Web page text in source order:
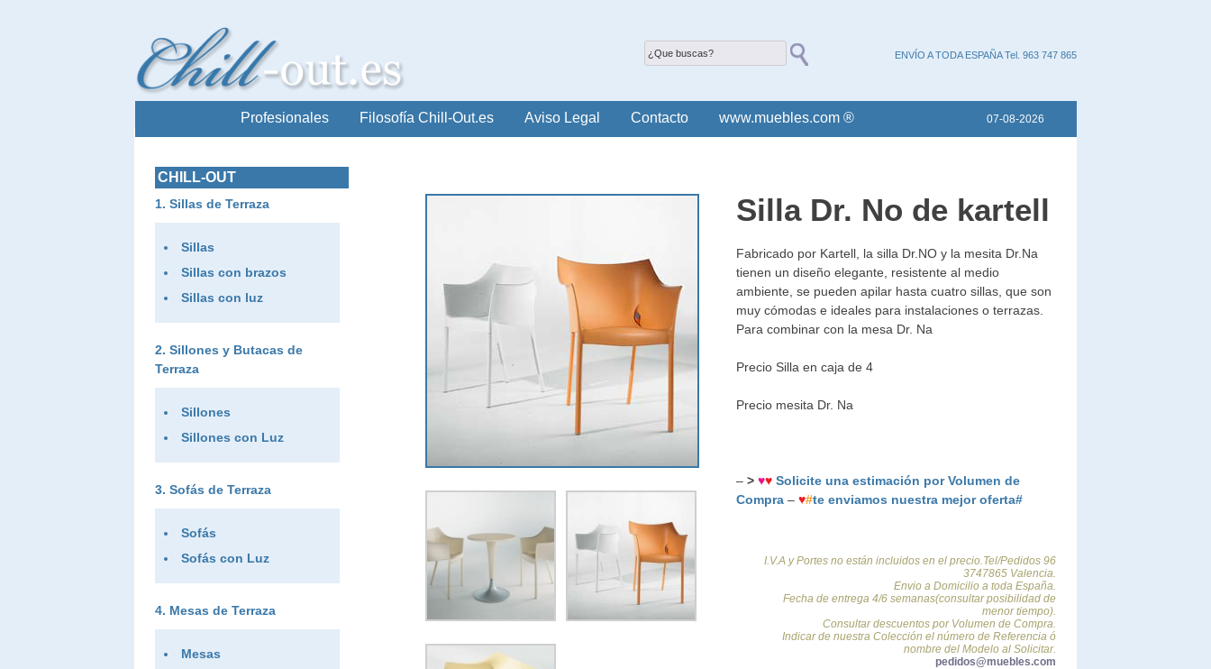
ENVÍO A TODA ESPAÑA Tel. 963 747 865
Profesionales Filosofía Chill-Out.es Aviso Legal Contacto www.muebles.com ® 07-08-2026
Silla Dr. No de kartell
Fabricado por Kartell, la silla Dr.NO y la mesita Dr.Na
tienen un diseño elegante, resistente al medio
ambiente, se pueden apilar hasta cuatro sillas, que son
muy cómodas e ideales para instalaciones o terrazas.
Para combinar con la mesa Dr. Na
Precio Silla en caja de 4
Precio mesita Dr. Na
– > ♥♥ Solicite una estimación por Volumen de
Compra – ♥#te enviamos nuestra mejor oferta#
I.V.A y Portes no están incluidos en el precio.Tel/Pedidos 96
3747865 Valencia.
Envio a Domicilio a toda España.
Fecha de entrega 4/6 semanas(consultar posibilidad de
menor tiempo).
Consultar descuentos por Volumen de Compra.
Indicar de nuestra Colección el número de Referencia ó
nombre del Modelo al Solicitar.
pedidos@muebles.com
CHILL-OUT
Sillas de Terraza
Sillas
Sillas con brazos
Sillas con luz
Sillones y Butacas de
Terraza
Sillones
Sillones con Luz
Sofás de Terraza
Sofás
Sofás con Luz
Mesas de Terraza
Mesas